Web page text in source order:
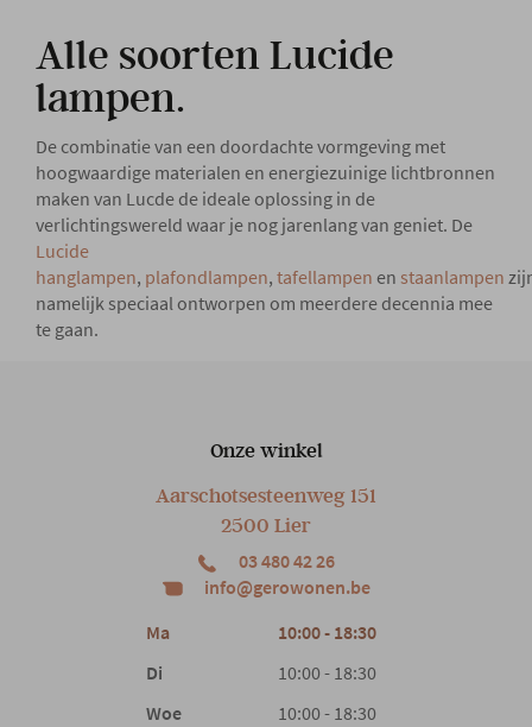
Alle soorten Lucide
lampen.
De combinatie van een doordachte vormgeving met
hoogwaardige materialen en energiezuinige lichtbronnen
maken van Lucde de ideale oplossing in de
verlichtingswereld waar je nog jarenlang van geniet. De
Lucide
hanglampen, plafondlampen, tafellampen en staanlampen
namelijk speciaal ontworpen om meerdere decennia mee
te gaan.
Onze winkel
Aarschotsesteenweg 151
2500 Lier
03 480 42 26
info@gerowonen.be
Ma
10:00 - 18:30
Di
10:00 - 18:30
Woe
10:00 - 18:30